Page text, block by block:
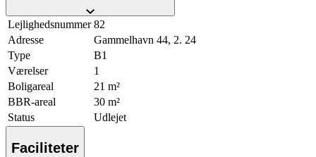
Lejlighedsnummer 82
Adresse
Gammelhavn 44, 2. 24
Type
B1
Værelser
1
Boligareal
21 m²
BBR-areal
30 m²
Status
Udlejet
Faciliteter